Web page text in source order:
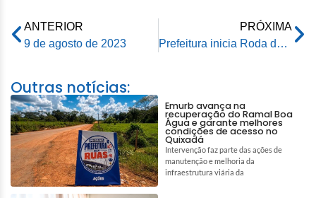
ANTERIOR
9 de agosto de 2023
PRÓXIMA
Prefeitura inicia Roda de Conversa entre Mulheres em alusão ao Agosto Lilás
Outras notícias:
Emurb avança na
recuperação do Ramal Boa
Água e garante melhores
condições de acesso no
Quixadá
Intervenção faz parte das ações de
manutenção e melhoria da
infraestrutura viária da